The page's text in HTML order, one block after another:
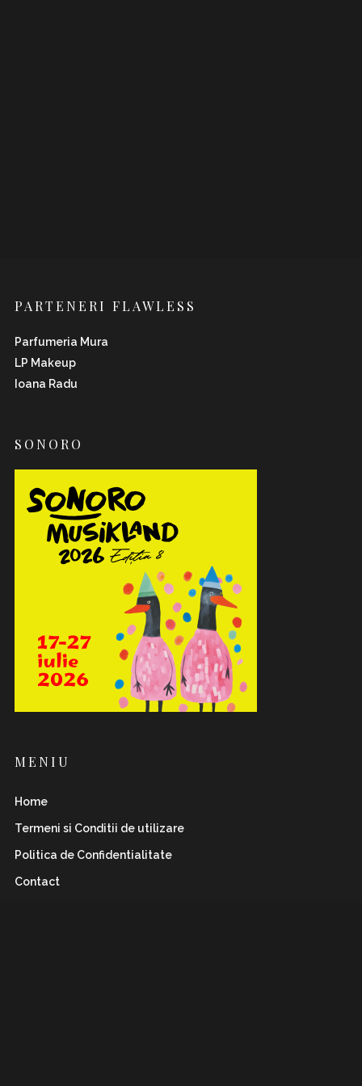
PARTENERI FLAWLESS
Parfumeria Mura
LP Makeup
Ioana Radu
SONORO
MENIU
Home
Termeni si Conditii de utilizare
Politica de Confidentialitate
Contact